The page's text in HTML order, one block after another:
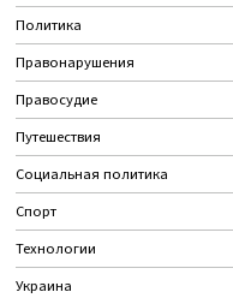
Политика
Правонарушения
Правосудие
Путешествия
Социальная политика
Спорт
Технологии
Украина